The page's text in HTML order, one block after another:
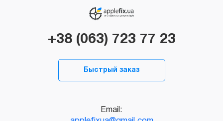
+38 (063) 723 77 23
Быстрый заказ
Email: